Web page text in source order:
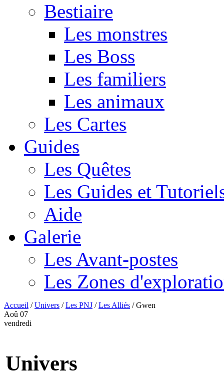
Bestiaire
Les monstres
Les Boss
Les familiers
Les animaux
Les Cartes
Guides
Les Quêtes
Les Guides et
Aide
Galerie
Les Avant-postes
Les Zones
Accueil /Univers /Les PNJ /Les Alliés /Gwen
Aoû 07
vendredi
Univers